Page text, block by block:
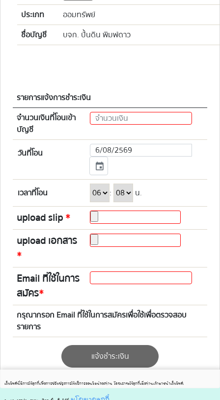
ประเภท
ออมทรัพย์
ชื่อบัญชี
บจก. ปั้นดิน พิมพ์ดาว
รายการแจ้งการชำระเงิน
จำนวนเงินที่โอนเข้า
บัญชี
วันที่โอน
event
เวลาที่โอน : น.
upload slip*
upload เอกสาร
*
Email ที่ใช้ในการ
สมัคร*
กรุณากรอก Email ที่ใช้ในการสมัครเพื่อใช้เพื่อตรวจสอบ
รายการ
แจ้งชำระเงิน
เว็บไซต์นี้มีการใช้คุกกี้เพื่อการปรับปรุงการใช้บริการออนไลน์ของท่าน โดยเราจะใช้คุกกี้เมื่อท่านเข้ามาหน้าเว็บไซต์.